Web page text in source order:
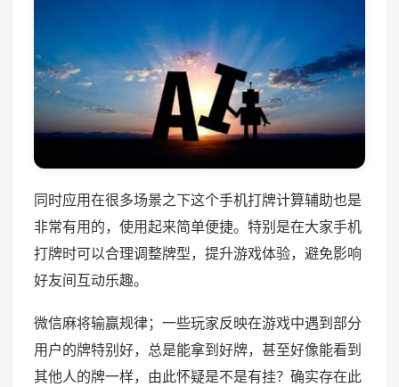
同时应用在很多场景之下这个手机打牌计算辅助也是
非常有用的，使用起来简单便捷。特别是在大家手机
打牌时可以合理调整牌型，提升游戏体验，避免影响
好友间互动乐趣。
微信麻将输赢规律；一些玩家反映在游戏中遇到部分
用户的牌特别好，总是能拿到好牌，甚至好像能看到
其他人的牌一样，由此怀疑是不是有挂？确实存在此